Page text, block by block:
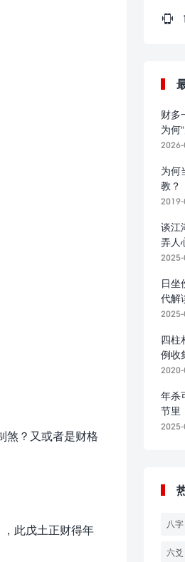
煞？又或者是财格
此戊土正财得年

财多
为何
为何
教？
谈江
弄人
日坐
代解
四柱
例收
年杀
节里
八字
六爻